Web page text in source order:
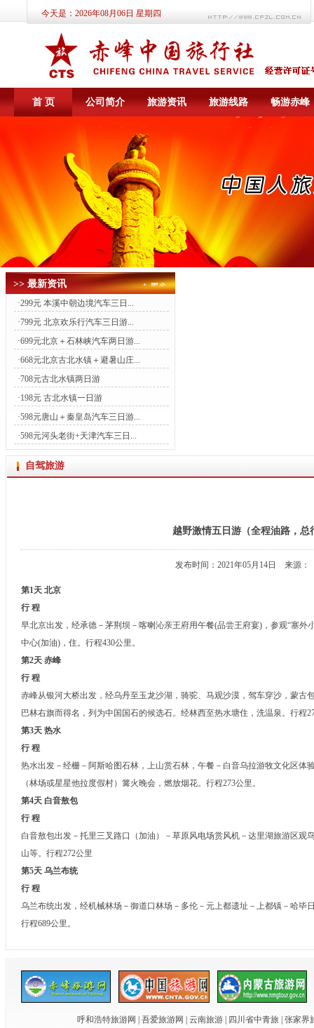
今天是： 2026年08月06日 星期四
首 页 公司简介 旅游资讯 旅游线路 畅游赤峰
>> 最新资讯
·299元 本溪中朝边境汽车三日...
·799元 北京欢乐行汽车三日游...
·699元北京＋石林峡汽车两日游...
·668元北京古北水镇＋避暑山庄...
·708元古北水镇两日游
·198元 古北水镇一日游
·598元唐山＋秦皇岛汽车三日游...
·598元河头老街+天津汽车三日...
自驾旅游
越野激情五日游（全程油路，总
发布时间：2021年05月14日 来源
第1天 北京
行 程
早北京出发，经承德－茅荆坝－喀喇沁亲王府用午餐(品尝王府宴)，参观“塞
中心(加油)，住。行程430公里。
第2天 赤峰
行 程
赤峰从银河大桥出发，经乌丹至玉龙沙湖，骑驼、马观沙漠，驾车穿沙，蒙古
巴林右旗而得名，列为中国国石的候选石。经林西至热水塘住，洗温泉。行程
第3天 热水
行 程
热水出发－经栅－阿斯哈图石林，上山赏石林，午餐－白音乌拉游牧文化区体
（林场或星星他拉度假村）篝火晚会，燃放烟花。行程273公里。
第4天 白音敖包
行 程
白音敖包出发－托里三叉路口（加油）－草原风电场赏风机－达里湖旅游区
山等。行程272公里
第5天 乌兰布统
行 程
乌兰布统出发，经机械林场－御道口林场－多伦－元上都遗址－上都镇－哈毕
行程689公里。
呼和浩特旅游网 吾爱旅游网 云南旅游 四川省中青旅
张家界